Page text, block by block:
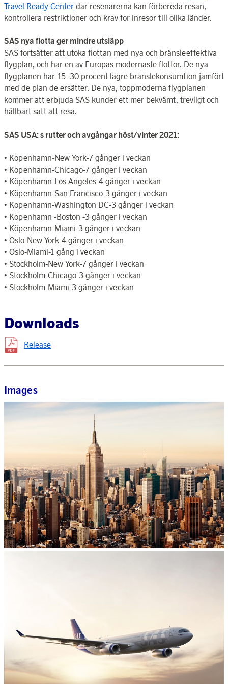
Travel Ready Center där resenärerna kan förbereda resan,
kontrollera restriktioner och krav för inresor till olika länder.
SAS nya flotta ger mindre utsläpp
SAS fortsätter att utöka flottan med nya och bränsleeffektiva
flygplan, och har en av Europas modernaste flottor. De nya
flygplanen har 15–30 procent lägre bränslekonsumtion jämfört
med de plan de ersätter. De nya, toppmoderna flygplanen
kommer att erbjuda SAS kunder ett mer bekvämt, trevligt och
hållbart sätt att resa.
SAS USA: s rutter och avgångar höst/vinter 2021:
• Köpenhamn-New York-7 gånger i veckan
• Köpenhamn-Chicago-7 gånger i veckan
• Köpenhamn-Los Angeles-4 gånger i veckan
• Köpenhamn-San Francisco-3 gånger i veckan
• Köpenhamn-Washington DC-3 gånger i veckan
• Köpenhamn -Boston -3 gånger i veckan
• Köpenhamn-Miami-3 gånger i veckan
• Oslo-New York-4 gånger i veckan
• Oslo-Miami-1 gång i veckan
• Stockholm-New York-7 gånger i veckan
• Stockholm-Chicago-3 gånger i veckan
• Stockholm-Miami-3 gånger i veckan
Downloads
Release
Images